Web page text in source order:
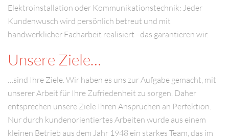
Elektroinstallation oder Kommunikationstechnik: Jeder
Kundenwusch wird persönlich betreut und mit
handwerklicher Facharbeit realisiert - das garantieren wir.
Unsere Ziele…
…sind Ihre Ziele. Wir haben es uns zur Aufgabe gemacht, mit
unserer Arbeit für Ihre Zufriedenheit zu sorgen. Daher
entsprechen unsere Ziele Ihren Ansprüchen an Perfektion.
Nur durch kundenorientiertes Arbeiten wurde aus einem
kleinen Betrieb aus dem Jahr 1948 ein starkes Team, das im